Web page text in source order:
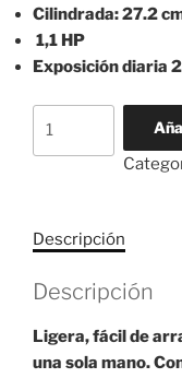
Cilindrada: 27.2
1,1 HP
Exposición diaria
cantidad
Descripción
Descripción
Ligera, fácil de
una sola mano.